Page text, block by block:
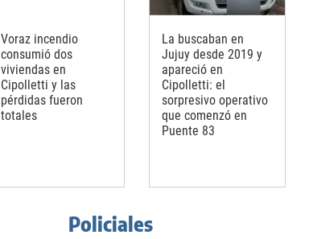
Voraz incendio
consumió dos
viviendas en
Cipolletti y las
pérdidas fueron
totales
La buscaban en
Jujuy desde 2019 y
apareció en
Cipolletti: el
sorpresivo operativo
que comenzó en
Puente 83
Policiales